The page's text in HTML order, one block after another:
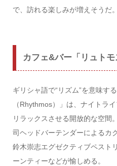
で、訪れる楽しみが増えそうだ。
カフェ&バー「リュトモ
ギリシャ語で“リズム”を意味す
（Rhythmos）」は、ナイトラ
リラックスさせる開放的な空間
司ヘッドバーテンダーによるカ
鈴木崇志エグゼクティブペスト
ーンティーなどが愉しめる。